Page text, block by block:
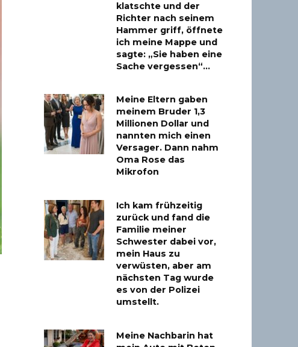
klatschte und der
Richter nach seinem
Hammer griff, öffnete
ich meine Mappe und
sagte: „Sie haben eine
Sache vergessen“…
Meine Eltern gaben
meinem Bruder 1,3
Millionen Dollar und
nannten mich einen
Versager. Dann nahm
Oma Rose das
Mikrofon
Ich kam frühzeitig
zurück und fand die
Familie meiner
Schwester dabei vor,
mein Haus zu
verwüsten, aber am
nächsten Tag wurde
es von der Polizei
umstellt.
Meine Nachbarin hat